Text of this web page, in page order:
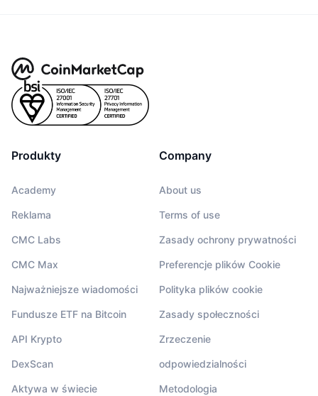
Produkty
Academy
Reklama
CMC Labs
CMC Max
Najważniejsze wiadomości
Fundusze ETF na Bitcoin
API Krypto
DexScan
Aktywa w świecie
Company
About us
Terms of use
Zasady ochrony prywatności
Preferencje plików Cookie
Polityka plików cookie
Zasady społeczności
Zrzeczenie
odpowiedzialności
Metodologia